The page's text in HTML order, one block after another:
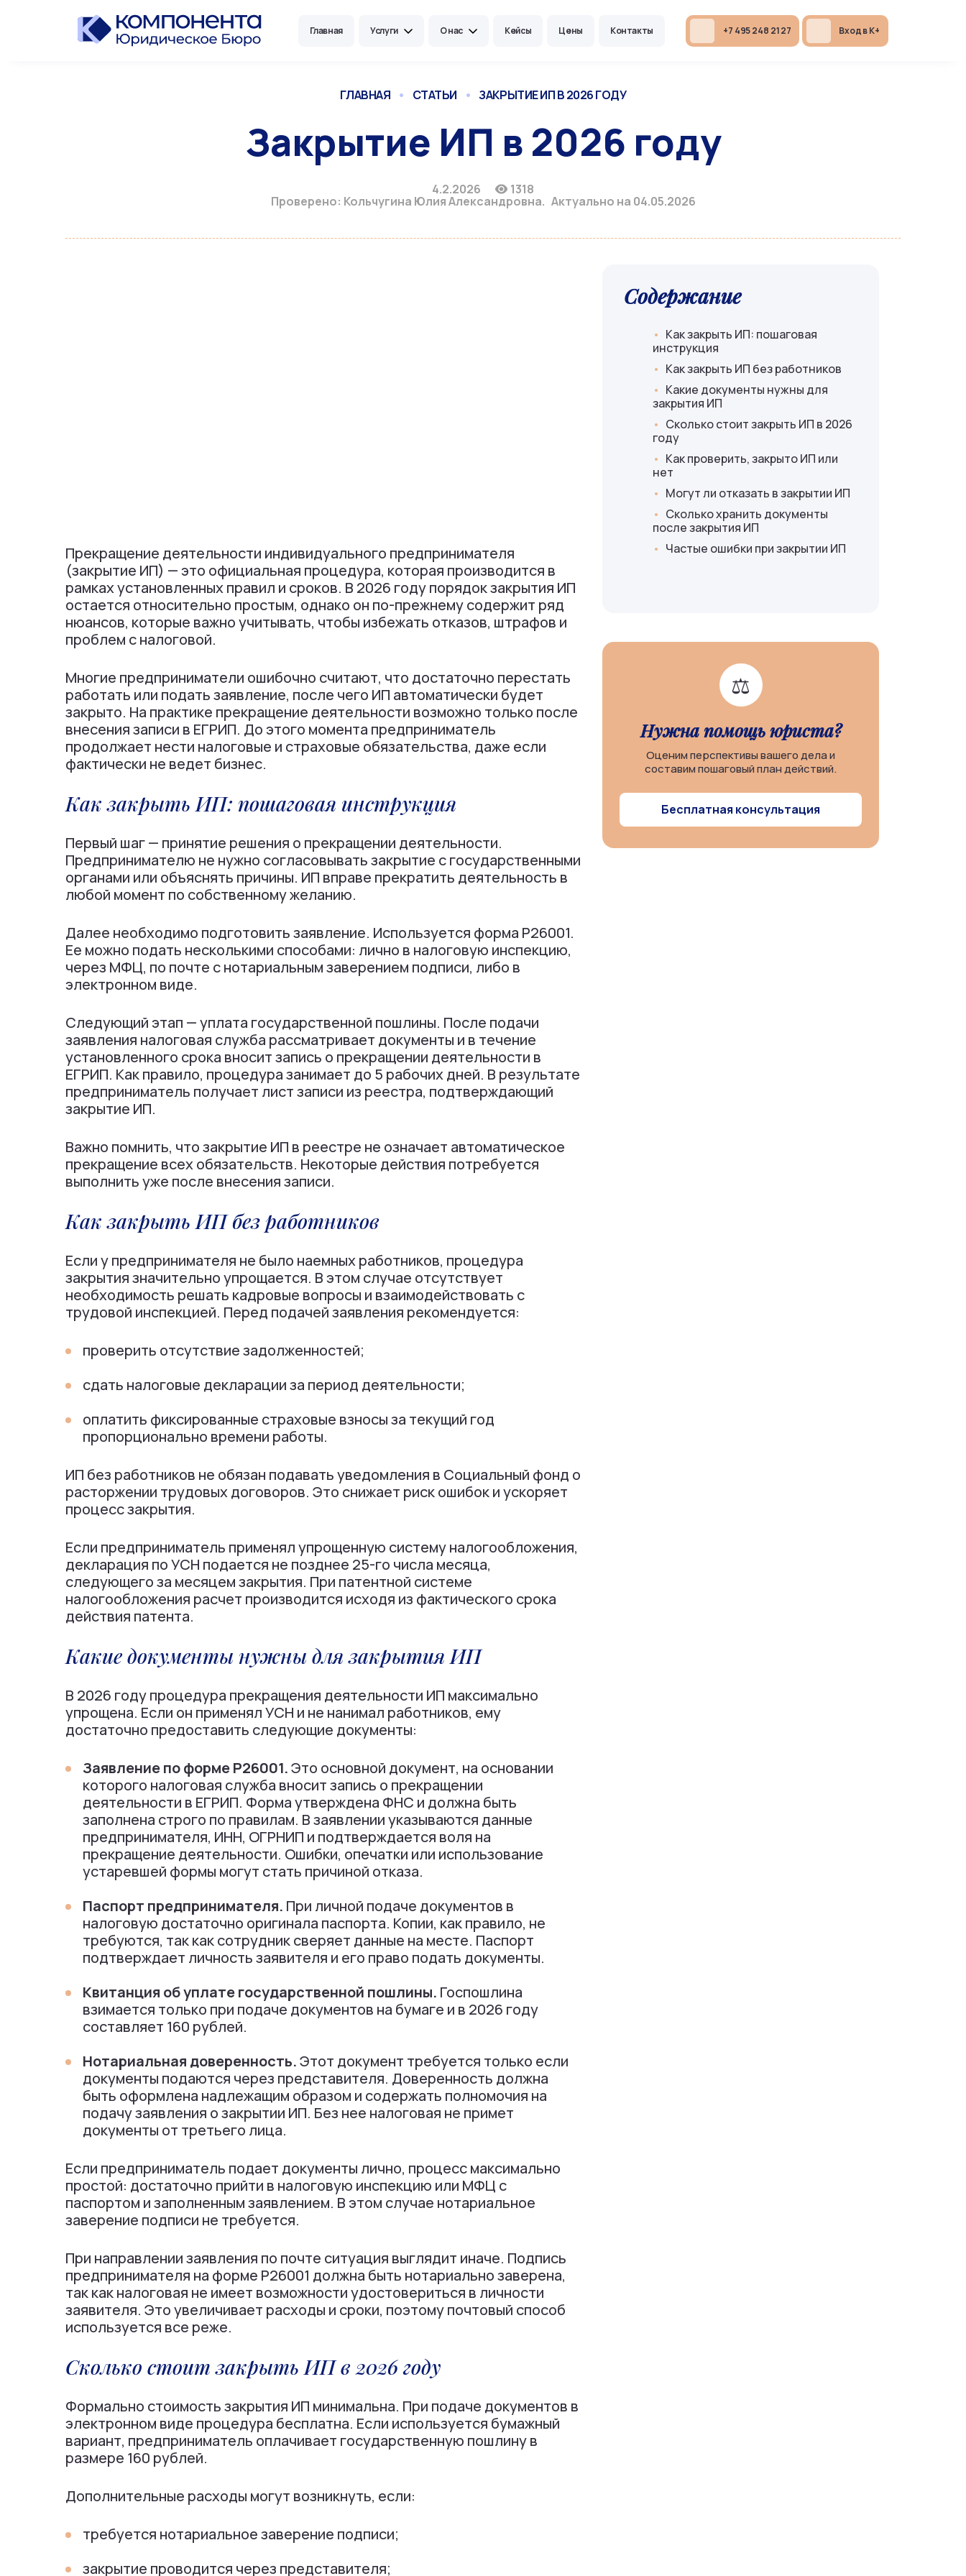
Главная Услуги О нас Кейсы Цены Контакты +7 495 248 21 27 Вход в К+
ГЛАВНАЯ • СТАТЬИ • ЗАКРЫТИЕ ИП В 2026 ГОДУ
Закрытие ИП в 2026 году
4.2.2026 1318
Проверено: Кольчугина Юлия Александровна. Актуально на 04.05.2026
Прекращение деятельности индивидуального предпринимателя
(закрытие ИП) — это официальная процедура, которая производится в
рамках установленных правил и сроков. В 2026 году порядок закрытия ИП
остается относительно простым, однако он по-прежнему содержит ряд
нюансов, которые важно учитывать, чтобы избежать отказов, штрафов и
проблем с налоговой.
Многие предприниматели ошибочно считают, что достаточно перестать
работать или подать заявление, после чего ИП автоматически будет
закрыто. На практике прекращение деятельности возможно только после
внесения записи в ЕГРИП. До этого момента предприниматель
продолжает нести налоговые и страховые обязательства, даже если
фактически не ведет бизнес.
Как закрыть ИП: пошаговая инструкция
Первый шаг — принятие решения о прекращении деятельности.
Предпринимателю не нужно согласовывать закрытие с государственными
органами или объяснять причины. ИП вправе прекратить деятельность в
любой момент по собственному желанию.
Далее необходимо подготовить заявление. Используется форма Р26001.
Ее можно подать несколькими способами: лично в налоговую инспекцию,
через МФЦ, по почте с нотариальным заверением подписи, либо в
электронном виде.
Следующий этап — уплата государственной пошлины. После подачи
заявления налоговая служба рассматривает документы и в течение
установленного срока вносит запись о прекращении деятельности в
ЕГРИП. Как правило, процедура занимает до 5 рабочих дней. В результате
предприниматель получает лист записи из реестра, подтверждающий
закрытие ИП.
Важно помнить, что закрытие ИП в реестре не означает автоматическое
прекращение всех обязательств. Некоторые действия потребуется
выполнить уже после внесения записи.
Как закрыть ИП без работников
Если у предпринимателя не было наемных работников, процедура
закрытия значительно упрощается. В этом случае отсутствует
необходимость решать кадровые вопросы и взаимодействовать с
трудовой инспекцией. Перед подачей заявления рекомендуется:
проверить отсутствие задолженностей;
сдать налоговые декларации за период деятельности;
оплатить фиксированные страховые взносы за текущий год
пропорционально времени работы.
ИП без работников не обязан подавать уведомления в Социальный фонд о
расторжении трудовых договоров. Это снижает риск ошибок и ускоряет
процесс закрытия.
Если предприниматель применял упрощенную систему налогообложения,
декларация по УСН подается не позднее 25-го числа месяца,
следующего за месяцем закрытия. При патентной системе
налогообложения расчет производится исходя из фактического срока
действия патента.
Какие документы нужны для закрытия ИП
В 2026 году процедура прекращения деятельности ИП максимально
упрощена. Если он применял УСН и не нанимал работников, ему
достаточно предоставить следующие документы:
Заявление по форме Р26001.Это основной документ, на основании
которого налоговая служба вносит запись о прекращении
деятельности в ЕГРИП. Форма утверждена ФНС и должна быть
заполнена строго по правилам. В заявлении указываются данные
предпринимателя, ИНН, ОГРНИП и подтверждается воля на
прекращение деятельности. Ошибки, опечатки или использование
устаревшей формы могут стать причиной отказа.
Паспорт предпринимателя. При личной подаче документов в
налоговую достаточно оригинала паспорта. Копии, как правило, не
требуются, так как сотрудник сверяет данные на месте. Паспорт
подтверждает личность заявителя и его право подать документы.
Квитанция об уплате государственной пошлины. Госпошлина
взимается только при подаче документов на бумаге и в 2026 году
составляет 160 рублей.
Нотариальная доверенность.Этот документ требуется только если
документы подаются через представителя. Доверенность должна
быть оформлена надлежащим образом и содержать полномочия на
подачу заявления о закрытии ИП. Без нее налоговая не примет
документы от третьего лица.
Если предприниматель подает документы лично, процесс максимально
простой: достаточно прийти в налоговую инспекцию или МФЦ с
паспортом и заполненным заявлением. В этом случае нотариальное
заверение подписи не требуется.
При направлении заявления по почте ситуация выглядит иначе. Подпись
предпринимателя на форме Р26001 должна быть нотариально заверена,
так как налоговая не имеет возможности удостовериться в личности
заявителя. Это увеличивает расходы и сроки, поэтому почтовый способ
используется все реже.
Сколько стоит закрыть ИП в 2026 году
Формально стоимость закрытия ИП минимальна. При подаче документов в
электронном виде процедура бесплатна. Если используется бумажный
вариант, предприниматель оплачивает государственную пошлину в
размере 160 рублей.
Дополнительные расходы могут возникнуть, если:
требуется нотариальное заверение подписи;
закрытие проводится через представителя;
Содержание
Как закрыть ИП: пошаговая
инструкция
Как закрыть ИП без работников
Какие документы нужны для
закрытия ИП
Сколько стоит закрыть ИП в 2026
году
Как проверить, закрыто ИП или
нет
Могут ли отказать в закрытии ИП
Сколько хранить документы
после закрытия ИП
Частые ошибки при закрытии ИП
⚖️
Нужна помощь юриста?
Оценим перспективы вашего дела и
составим пошаговый план действий.
Бесплатная консультация